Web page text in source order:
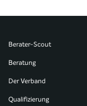
Berater-Scout
Beratung
Der Verband
Qualifizierung